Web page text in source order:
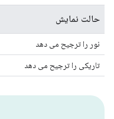
حالت نمایش
نور را ترجیح می دهد
تاریکی را ترجیح می دهد